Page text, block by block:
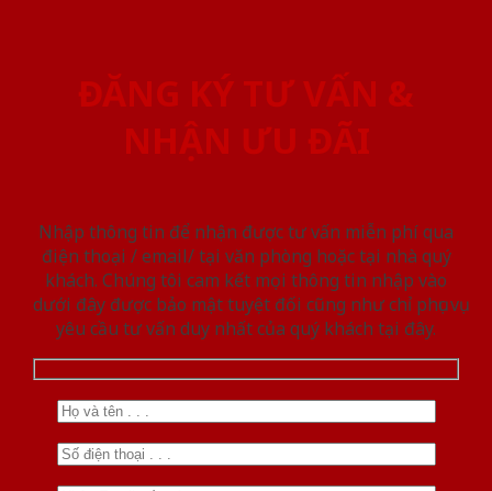
ĐĂNG KÝ TƯ VẤN &
NHẬN ƯU ĐÃI
Nhập thông tin để nhận được tư vấn miễn phí qua
điện thoại / email/ tại văn phòng hoặc tại nhà quý
khách. Chúng tôi cam kết mọi thông tin nhập vào
dưới đây được bảo mật tuyệt đối cũng như chỉ phục vụ
yêu cầu tư vấn duy nhất của quý khách tại đây.